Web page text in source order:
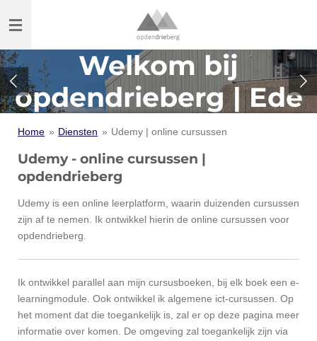
direct
de
hoofdinhoud
Welkom bij
opdendrieberg | Ede
Home » Diensten » Udemy | online cursussen
Udemy - online cursussen |
opdendrieberg
Udemy is een online leerplatform, waarin duizenden cursussen
zijn af te nemen. Ik ontwikkel hierin de online cursussen voor
opdendrieberg.
Ik ontwikkel parallel aan mijn cursusboeken, bij elk boek een e-
learningmodule. Ook ontwikkel ik algemene ict-cursussen. Op
het moment dat die toegankelijk is, zal er op deze pagina meer
informatie over komen. De omgeving zal toegankelijk zijn via